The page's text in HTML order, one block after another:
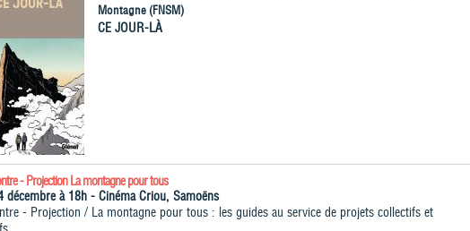
Montagne (FNSM)
CE JOUR-LÀ
- Projection La montagne pour tous
décembre à 18h - Cinéma Criou, Samoëns
- Projection / La montagne pour tous : les guides au service de projets collectifs et